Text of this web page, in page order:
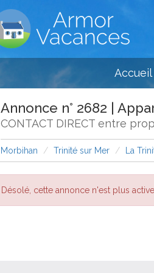
Accueil
Annonce n° 2682 |
CONTACT DIRECT entre
Morbihan Trinité sur Mer La
Désolé, cette annonce n'est plus